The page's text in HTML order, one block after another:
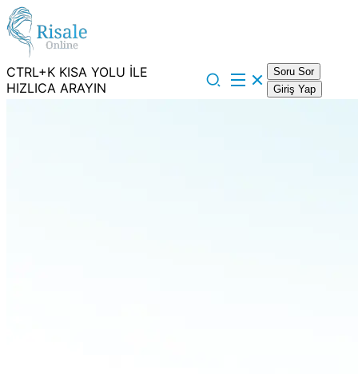
CTRL+K KISA YOLU İLE
HIZLICA ARAYIN
Soru Sor
Giriş Yap